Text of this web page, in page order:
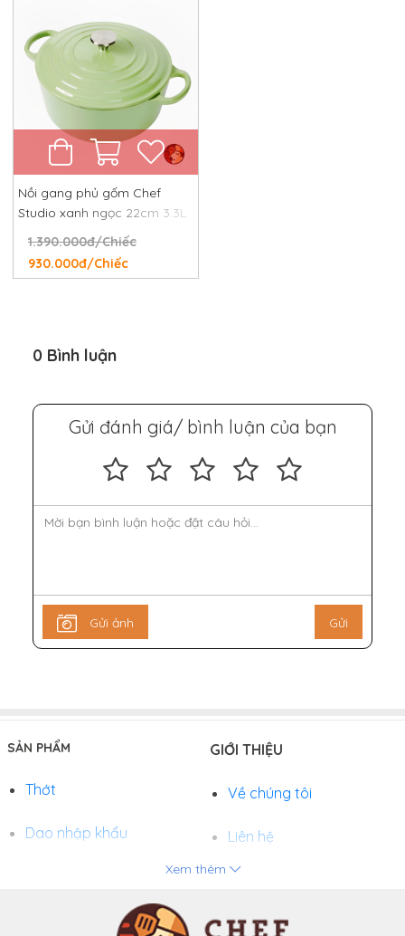
Nồi gang phủ gốm Chef
Studio xanh ngọc 22cm 3.3L
1.390.000đ/Chiếc
930.000đ/Chiếc
0 Bình luận
Gửi đánh giá/ bình luận của bạn
Gửi ảnh Gửi
SẢN PHẨM
Thớt
Dao nhập khẩu
GIỚI THIỆU
Về chúng tôi
Liên hệ
Tuyển dụng
Xem thêm